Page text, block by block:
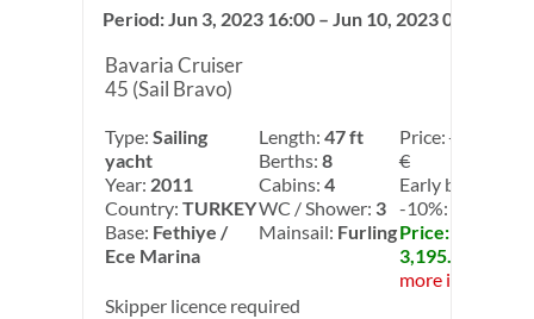
Period: Jun 3, 2023 16:00 – Jun 10, 2023 08:00
Bavaria Cruiser
45 (Sail Bravo)
Type: Sailing
yacht
Year: 2011
Country: TURKEY
Base: Fethiye /
Ece Marina
Length: 47 ft
Berths: 8
Cabins: 4
WC / Shower: 3
Mainsail: Furling
Price:3,550.00
€
Early booking:
-10%: -10.00%
Price:
3,195.00 €
more info
Skipper licence required